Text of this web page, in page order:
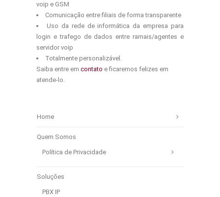
voip e GSM
Comunicação entre filiais de forma transparente
Uso da rede de informática da empresa para
login e trafego de dados entre ramais/agentes e
servidor voip
Totalmente personalizável.
Saiba entre em contato e ficaremos felizes em
atende-lo.
Home
Quem Somos
Política de Privacidade
Soluções
PBX IP